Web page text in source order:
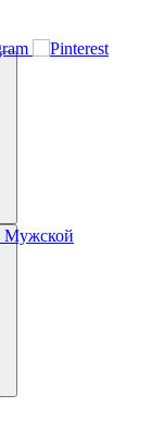
Мужской